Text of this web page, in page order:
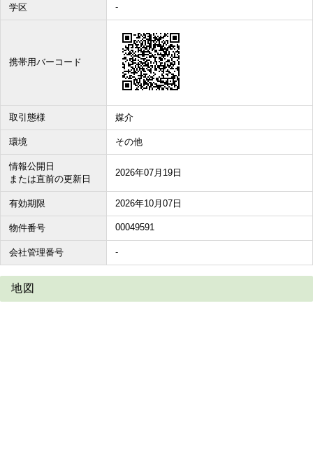
学区 -
携帯用バーコード
取引態様 媒介
環境 その他
情報公開日
または直前の更新日
2026年07月19日
有効期限 2026年10月07日
物件番号 00049591
会社管理番号 -
地図